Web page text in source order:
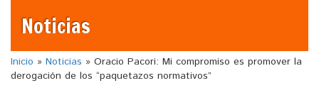
Noticias
Inicio » Noticias » Oracio Pacori: Mi compromiso es promover la
derogación de los “paquetazos normativos”